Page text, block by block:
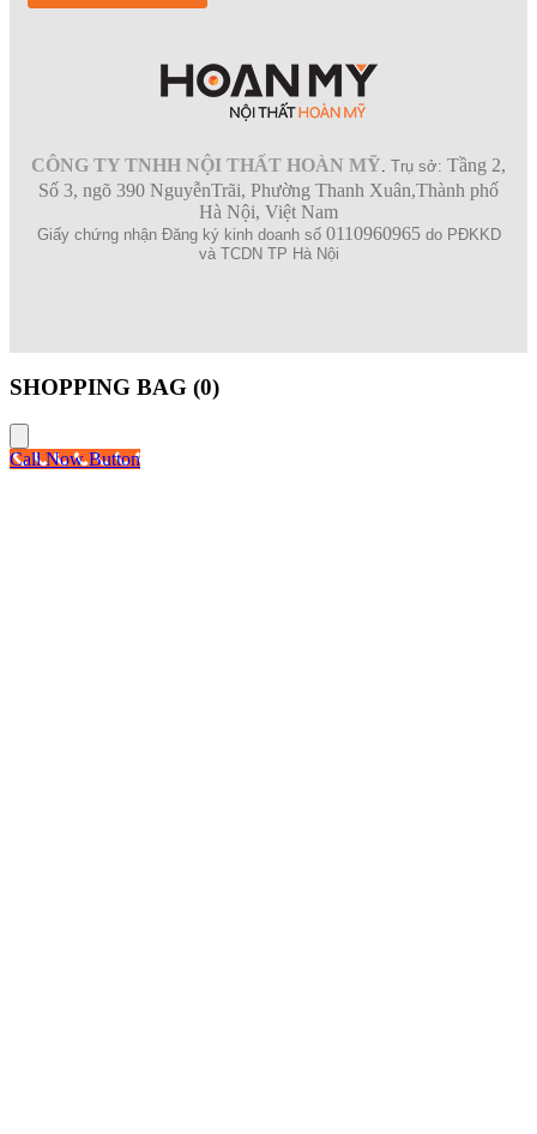
CÔNG TY TNHH NỘI THẤT HOÀN MỸ Trụ sở: Tầng 2,
Số 3, ngõ 390 NguyễnTrãi, Phường Thanh Xuân,Thành phố
Hà Nội, Việt Nam
Giấy chứng nhận Đăng ký kinh doanh số 0110960965do PĐKKD
và TCDN TP Hà Nội
SHOPPING BAG (0)
Call Now Button